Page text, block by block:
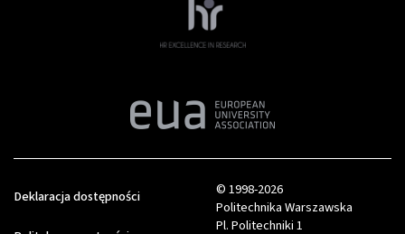
© 1998-2026
Politechnika Warszawska
Pl. Politechniki 1
Deklaracja dostępności